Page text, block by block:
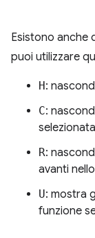
Esistono anche
puoi utilizzare
H:
C:
selezionata
R:
avanti
U: mostra
funzione